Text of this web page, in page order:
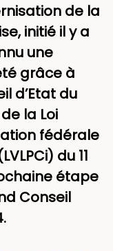
de la
initié il y a
une
grâce à
d’Etat du
la Loi
fédérale
du 11
étape
Conseil